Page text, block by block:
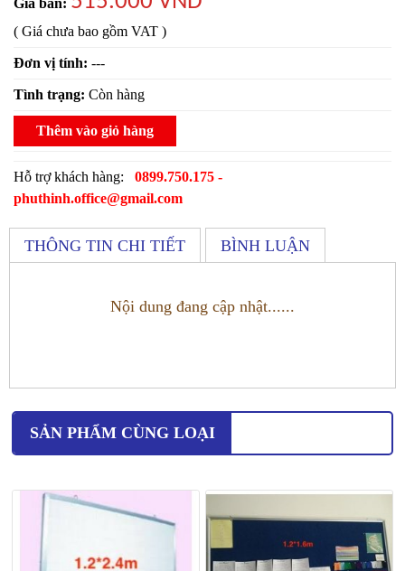
Giá bán:
( Giá chưa bao gồm VAT )
Đơn vị tính: ---
Tình trạng: Còn hàng
Thêm vào giỏ hàng
Hỗ trợ khách hàng: 0899.750.175 -
phuthinh.office@gmail.com
THÔNG TIN CHI TIẾT BÌNH LUẬN
Nội dung đang cập nhật......
SẢN PHẨM CÙNG LOẠI